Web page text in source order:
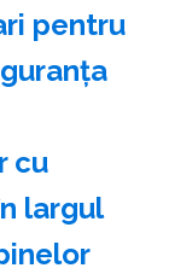
pentru
cu
largul